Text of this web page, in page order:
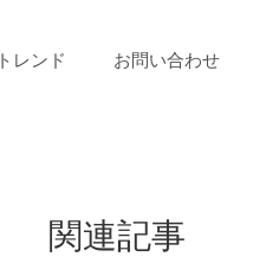
トレンド お問い合わせ
関連記事